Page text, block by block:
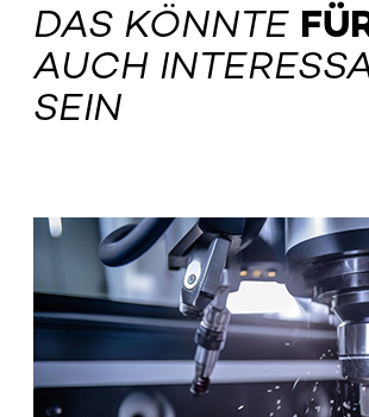
DAS KÖNNTE
AUCH
SEIN